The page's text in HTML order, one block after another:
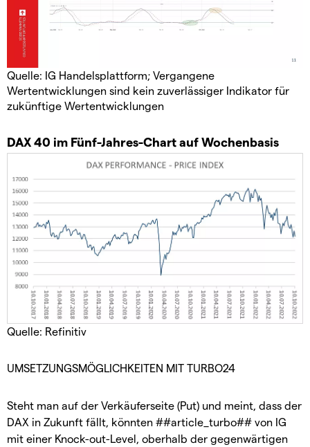
Quelle: IG Handelsplattform; Vergangene
Wertentwicklungen sind kein zuverlässiger Indikator für
zukünftige Wertentwicklungen
DAX 40 im Fünf-Jahres-Chart auf Wochenbasis
Quelle: Refinitiv
UMSETZUNGSMÖGLICHKEITEN MIT TURBO24
Steht man auf der Verkäuferseite (Put) und meint, dass der
DAX in Zukunft fällt, könnten ##article_turbo## von IG
mit einer Knock-out-Level, oberhalb der gegenwärtigen